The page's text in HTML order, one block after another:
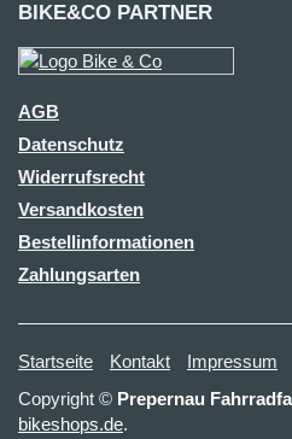
BIKE&CO PARTNER
AGB
Datenschutz
Widerrufsrecht
Versandkosten
Bestellinformationen
Zahlungsarten
Startseite Kontakt Impressum
Copyright © Prepernau
bikeshops.de.